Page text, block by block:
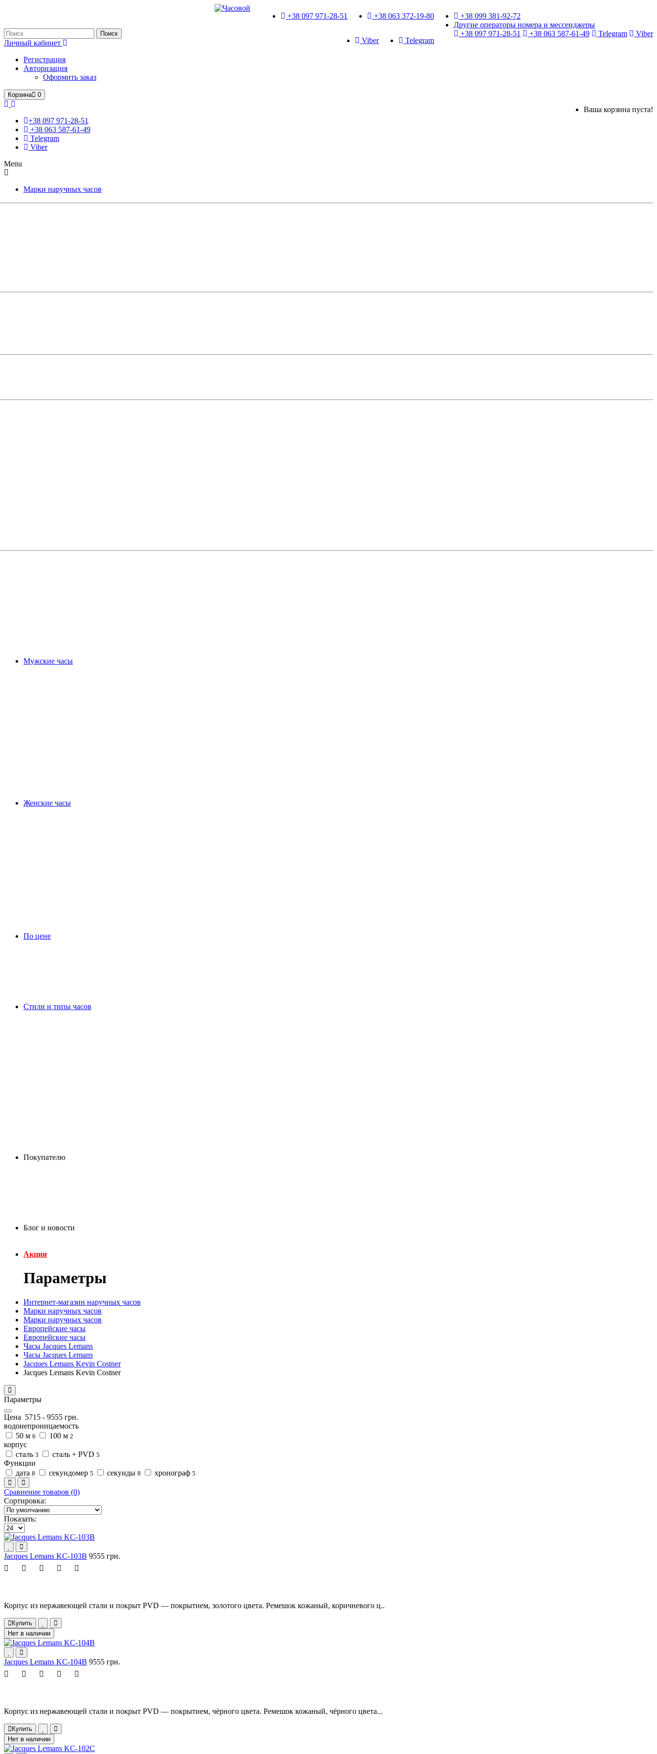
+38 099 381-92-72
Другие операторы номера и мессенджеры
+38 097 971-28-51
+38 063 587-61-49 Telegram Viber
+38 063 372-19-80
+38 097 971-28-51
Telegram
Viber
Поиск
Личный кабинет
Регистрация
Авторизация
Оформить заказ
Корзина 0
Ваша корзина пуста!
+38 097 971-28-51
+38 063 587-61-49
Telegram
Viber
Menu
Марки наручных часов
Мужские часы
Женские часы
По цене
Стили и типы часов
Покупателю
Блог и новости
Акции
Параметры
Интернет-магазин наручных часов
Марки наручных часов
Марки наручных часов
Европейские часы
Европейские часы
Часы Jacques Lemans
Часы Jacques Lemans
Jacques Lemans Kevin Costner
Jacques Lemans Kevin Costner
Параметры
Цена 5715 - 9555 грн.
водонепроницаемость
50 м 6 100 м 2
корпус
сталь 3 сталь + PVD 5
Функции
дата 8 секундомер 5 секунды 8 хронограф 5
Сравнение товаров (0)
Сортировка:
Показать:
Jacques Lemans KC-103B 9555 грн.
Корпус из нержавеющей стали и покрыт PVD — покрытием, золотого цвета. Ремешок кожаный, коричневого ц..
Купить
Нет в наличии
Jacques Lemans KC-104B 9555 грн.
Корпус из нержавеющей стали и покрыт PVD — покрытием, чёрного цвета. Ремешок кожаный, чёрного цвета...
Купить
Нет в наличии